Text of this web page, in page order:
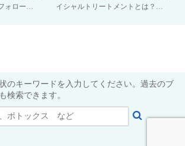
ォロー…
イシャルトリートメントとは？…
のキーワードを入力してください。過去のブ
検索できます。